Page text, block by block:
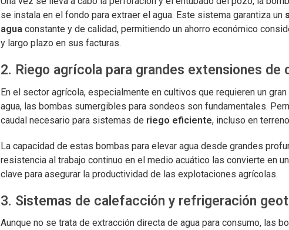
se instala en el fondo para extraer el agua. Este sistema garantiza un
agua constante y de calidad, permitiendo un ahorro económico
y largo plazo en sus facturas.
2. Riego agrícola para grandes extensiones de
En el sector agrícola, especialmente en cultivos que requieren un
agua, las bombas sumergibles para sondeos son fundamentales.
caudal necesario para sistemas de riego eficiente, incluso en
La capacidad de estas bombas para elevar agua desde grandes
resistencia al trabajo continuo en el medio acuático las convierte en
clave para asegurar la productividad de las explotaciones agrícolas.
3. Sistemas de calefacción y refrigeración
Aunque no se trata de extracción directa de agua para consumo, las